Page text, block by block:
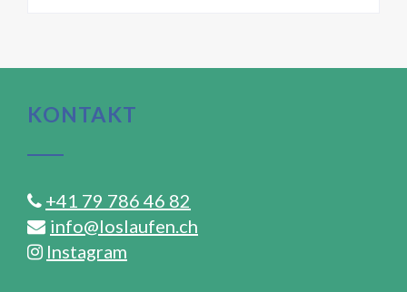
KONTAKT
+41 79 786 46 82
info@loslaufen.ch
Instagram